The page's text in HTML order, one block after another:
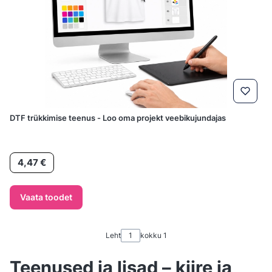
DTF trükkimise teenus - Loo oma projekt veebikujundajas
Hind
4,47 €
Vaata toodet
Leht kokku 1
Teenused ja lisad – kiire ja